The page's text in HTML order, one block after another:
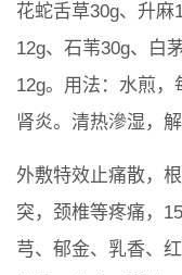
花蛇舌草30g、升麻
12g、石苇30g、白
12g。用法：水煎
肾炎。清热滲湿，
外敷特效止痛散，
突，颈椎等疼痛，
芎、郁金、乳香、